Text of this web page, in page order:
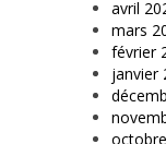
avril
mars
février
janvier